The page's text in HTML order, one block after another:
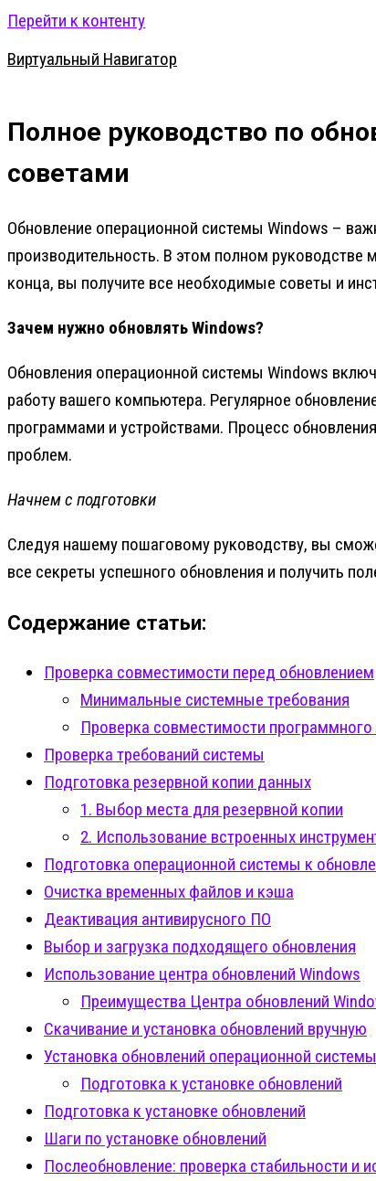
Перейти к контенту
Виртуальный Навигатор
Полное руководство по
советами
Обновление операционной системы Windows –
производительность. В этом полном
конца, вы получите все необходимые советы и
Зачем нужно обновлять Windows?
Обновления операционной системы Windows
работу вашего компьютера. Регулярное
программами и устройствами. Процесс
проблем.
Начнем с подготовки
Следуя нашему пошаговому руководству, вы
все секреты успешного обновления и получить
Содержание статьи:
Проверка совместимости перед обновлением
Минимальные системные требования
Проверка совместимости
Проверка требований системы
Подготовка резервной копии данных
1. Выбор места для резервной копии
2. Использование встроенных
Подготовка операционной системы к
Очистка временных файлов и кэша
Деактивация антивирусного ПО
Выбор и загрузка подходящего обновления
Использование центра обновлений Windows
Преимущества Центра обновлений
Скачивание и установка обновлений вручную
Установка обновлений операционной системы
Подготовка к установке обновлений
Подготовка к установке обновлений
Шаги по установке обновлений
Послеобновление: проверка стабильности и